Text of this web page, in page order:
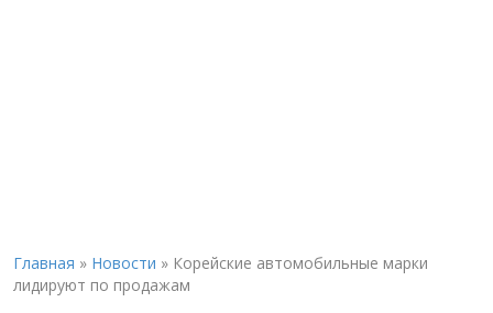
Главная » Новости » Корейские автомобильные марки
лидируют по продажам